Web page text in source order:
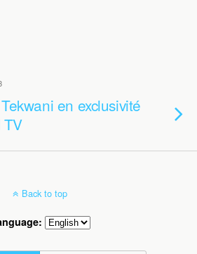
en exclusivité
TV
Back to top